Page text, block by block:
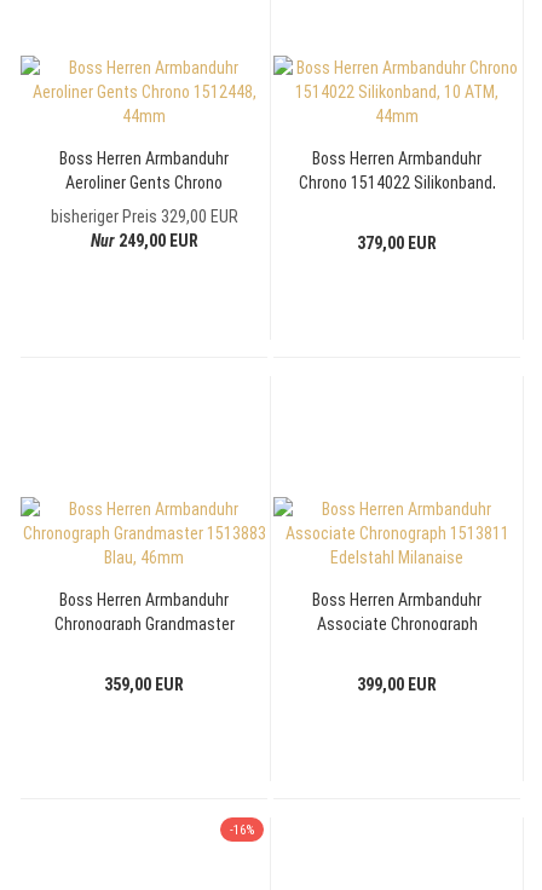
Boss Herren Armbanduhr
Aeroliner Gents Chrono
1512448, 44mm
bisheriger Preis 329,00 EUR
Nur249,00 EUR
Boss Herren Armbanduhr
Chrono 1514022 Silikonband,
379,00 EUR
Boss Herren Armbanduhr
Chronograph Grandmaster
359,00 EUR
Boss Herren Armbanduhr
Associate Chronograph
399,00 EUR
-16%